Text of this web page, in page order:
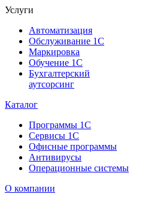
Услуги
Автоматизация
Обслуживание 1С
Маркировка
Обучение 1С
Бухгалтерский
аутсорсинг
Каталог
Программы 1С
Сервисы 1С
Офисные программы
Антивирусы
Операционные системы
О компании